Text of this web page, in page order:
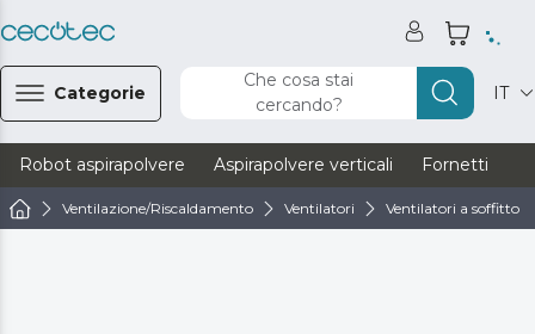
Categorie
Che cosa stai
cercando?
IT
Robot aspirapolvere Aspirapolvere verticali Fornetti
Ventilazione/Riscaldamento Ventilatori Ventilatori a soffitto